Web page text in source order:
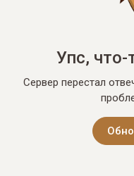
Упс,
Сервер перестал